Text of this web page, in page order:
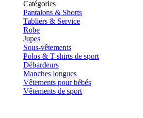
Catégories
Pantalons & Shorts
Tabliers & Service
Robe
Jupes
Sous-vêtements
Polos & T-shirts de sport
Débardeurs
Manches longues
Vêtements pour bébés
Vêtements de sport